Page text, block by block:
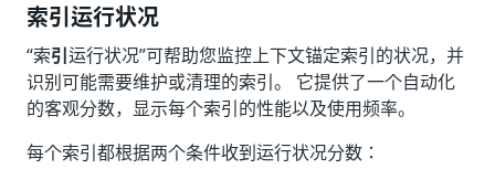
索引运行状况
“索引运行状况”可帮助您监控上下文锚定索引的状况，并
识别可能需要维护或清理的索引。 它提供了一个自动化
的客观分数，显示每个索引的性能以及使用频率。
每个索引都根据两个条件收到运行状况分数：